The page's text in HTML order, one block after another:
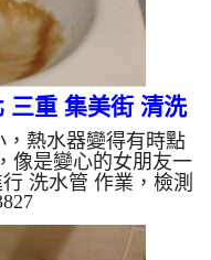
三重 集美街 清洗
熱水器變得有時點
像是變心的女朋友一
洗水管 作業，檢測
波水管清洗機，灌
15分，開啟 水管清
始就噴出黃色髒水，